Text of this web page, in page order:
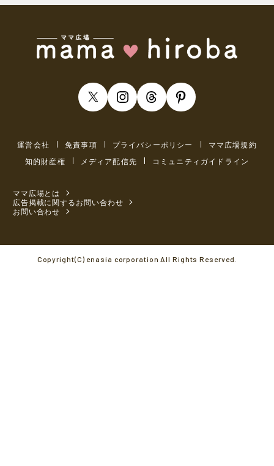
運営会社 免責事項 プライバシーポリシー
ママ広場規約
知的財産権
メディア配信先 コミュニティガイドライン
ママ広場とは
広告掲載に関するお問い合わせ
お問い合わせ
Copyright(C) enasia corporation All Rights Reserved.